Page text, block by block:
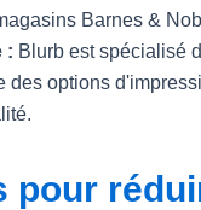
Barnes &
: Blurb est spécialisé
des options
pour